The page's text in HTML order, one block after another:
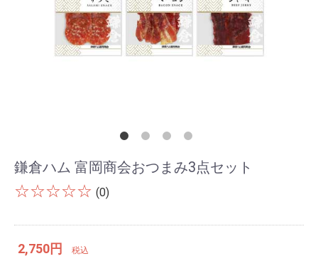
鎌倉ハム 富岡商会おつまみ3点セット
☆☆☆☆☆ (0)
2,750円 税込